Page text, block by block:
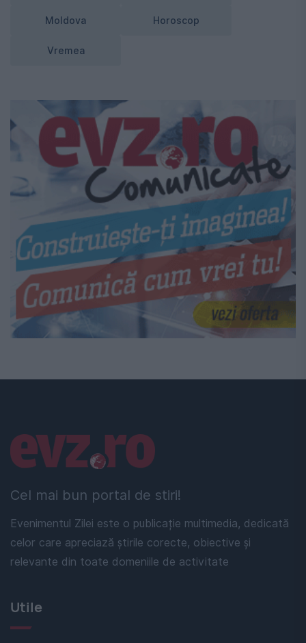
Moldova Horoscop
Vremea
Cel mai bun portal de stiri!
Evenimentul Zilei este o publicație multimedia, dedicată
celor care apreciază știrile corecte, obiective și
relevante din toate domeniile de activitate
Linkuri utile
Utile